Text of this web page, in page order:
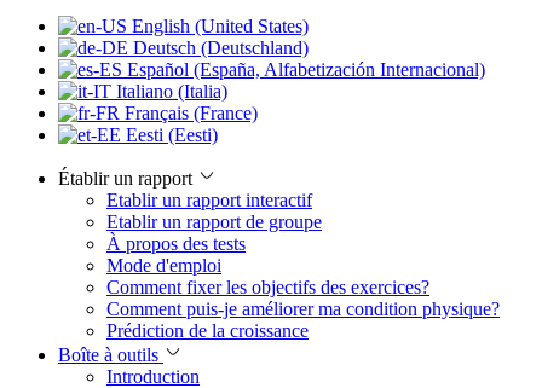
English (United States)
Deutsch (Deutschland)
Español (España, Alfabetización Internacional)
Italiano (Italia)
Français (France)
Eesti (Eesti)
Établir un rapport
Etablir un rapport interactif
Etablir un rapport de groupe
À propos des tests
Mode d'emploi
Comment fixer les objectifs des exercices?
Comment puis-je améliorer ma condition physique?
Prédiction de la croissance
Boîte à outils
Introduction